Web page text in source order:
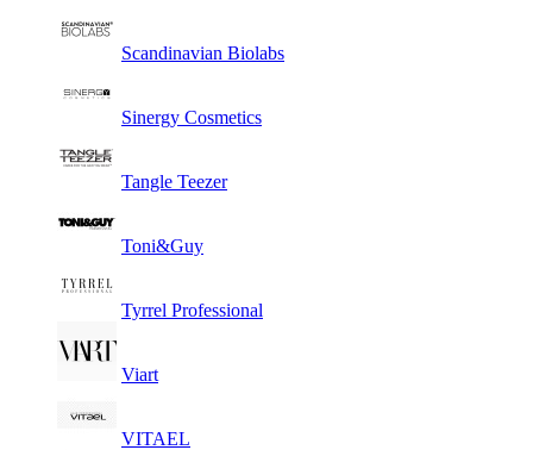
Scandinavian Biolabs
Sinergy Cosmetics
Tangle Teezer
Toni&Guy
Tyrrel Professional
Viart
VITAEL